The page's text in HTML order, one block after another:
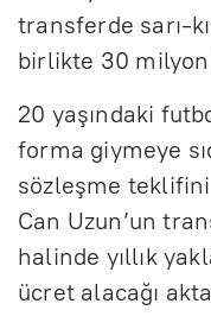
transferde sarı-
birlikte 30 milyon
20 yaşındaki
forma giymeye
sözleşme
Can Uzun’un
halinde yıllık
ücret alacağı